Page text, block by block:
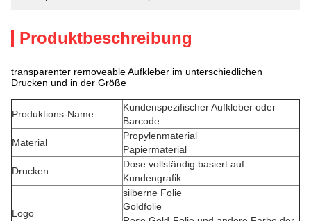
Produktbeschreibung
transparenter removeable Aufkleber im unterschiedlichen
Drucken und in der Größe
Produktions-Name
Kundenspezifischer Aufkleber oder
Barcode
Material
Propylenmaterial
Papiermaterial
Drucken
Dose vollständig basiert auf
Kundengrafik
Logo
silberne Folie
Goldfolie